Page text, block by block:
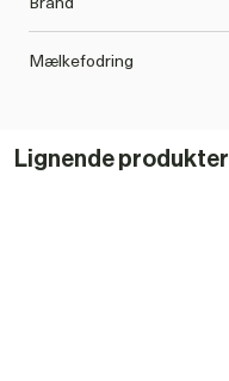
Mælkefodring
Lignende produkter